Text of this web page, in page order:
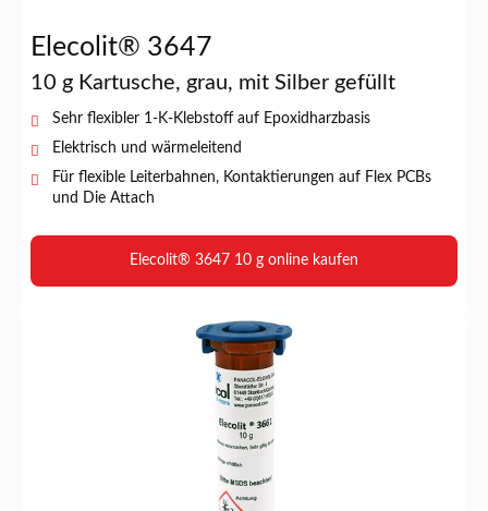
Elecolit® 3647
10 g Kartusche, grau, mit Silber gefüllt
Sehr flexibler 1-K-Klebstoff auf Epoxidharzbasis
Elektrisch und wärmeleitend
Für flexible Leiterbahnen, Kontaktierungen auf Flex PCBs
und Die Attach
Elecolit® 3647 10 g online kaufen